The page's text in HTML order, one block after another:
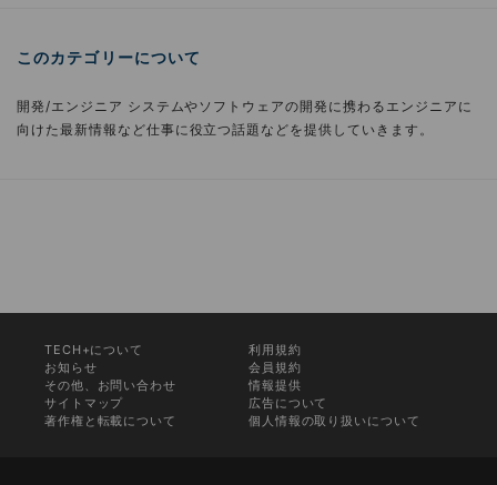
このカテゴリーについて
開発/エンジニア システムやソフトウェアの開発に携わるエンジニアに
向けた最新情報など仕事に役立つ話題などを提供していきます。
TECH+について
利用規約
お知らせ
会員規約
その他、お問い合わせ
情報提供
サイトマップ
広告について
著作権と転載について
個人情報の取り扱いについて